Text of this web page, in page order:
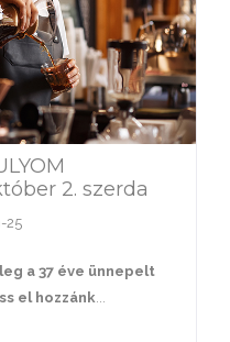
2. szerda
25
a 37 éve ünnepelt
el hozzánk